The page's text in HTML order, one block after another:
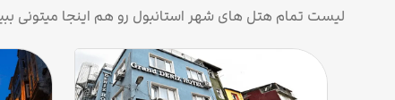
لیست تمام هتل های شهر استانبول رو هم اینجا میتونی